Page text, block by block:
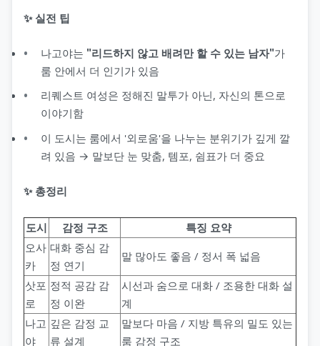
✨ 실전 팁
나고야는 "리드하지 않고 배려만 할 수 있는 남자"가
룸 안에서 더 인기가 있음
리퀘스트 여성은 정해진 말투가 아닌, 자신의 톤으로
이야기함
이 도시는 룸에서 '외로움'을 나누는 분위기가 깊게 깔
려 있음 → 말보단 눈 맞춤, 템포, 쉼표가 더 중요
✨ 총정리
도시 감정 구조
특징 요약
오사
카
대화 중심 감
정 연기
말 많아도 좋음 / 정서 폭 넓음
삿포
로
정적 공감 감
정 이완
시선과 숨으로 대화 / 조용한 대화 설
계
나고
야
깊은 감정 교
류 설계
말보다 마음 / 지방 특유의 밀도 있는
룸 감정 구조